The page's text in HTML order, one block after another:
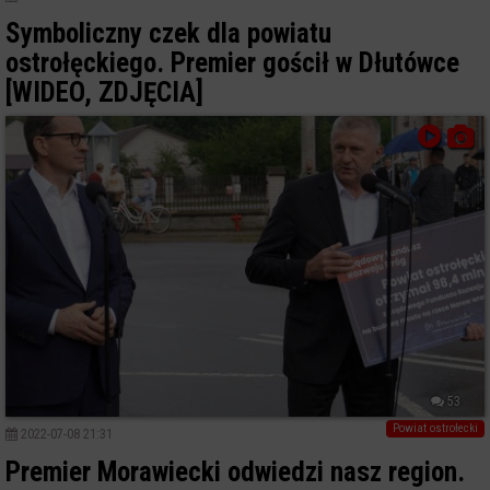
Symboliczny czek dla powiatu
ostrołęckiego. Premier gościł w Dłutówce
[WIDEO, ZDJĘCIA]
53
Powiat ostrołecki
2022-07-08 21:31
Premier Morawiecki odwiedzi nasz region.